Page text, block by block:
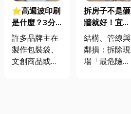
⭐高週波印刷
是什麼？3分
鐘搞懂壓印原
理、適用材質
與嘉義網版印
許多品牌主在
製作包裝袋、
文創商品或塑
拆房子不是砸
牆就好！宜蘭
裝潢拆除、水
泥切割施工前
必看的避坑指
結構、管線與
鄰損：拆除現
場「最危險的